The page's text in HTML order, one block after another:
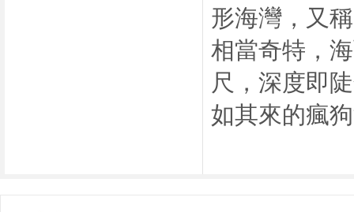
形海灣，又
相當奇特，
尺，深度即
如其來的瘋